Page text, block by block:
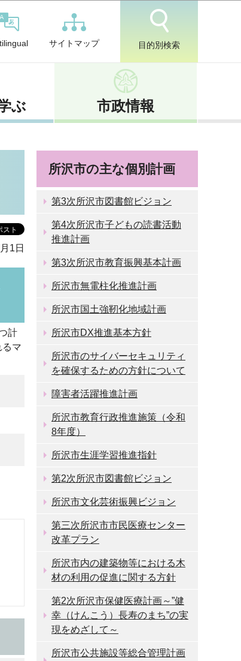
サイトマップ 目的別検索
ぶ 市政情報
1日
計
マ
所沢市の主な個別計画
第3次所沢市図書館ビジョン
第4次所沢市子どもの読書活動
推進計画
第3次所沢市教育振興基本計画
所沢市無電柱化推進計画
所沢市国土強靭化地域計画
所沢市DX推進基本方針
所沢市のサイバーセキュリティ
を確保するための方針について
障害者活躍推進計画
所沢市教育行政推進施策（令和
8年度）
所沢市生涯学習推進指針
第2次所沢市図書館ビジョン
所沢市文化芸術振興ビジョン
第三次所沢市市民医療センター
改革プラン
所沢市内の建築物等における木
材の利用の促進に関する方針
第2次所沢市保健医療計画～”健
幸（けんこう）長寿のまち”の実
現をめざして～
所沢市公共施設等総合管理計画